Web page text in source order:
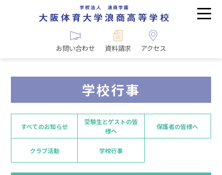
お問い合わせ 資料請求 アクセス
学校行事
すべてのお知らせ
受験生とゲストの皆
様へ
保護者の皆様へ
クラブ活動 学校行事